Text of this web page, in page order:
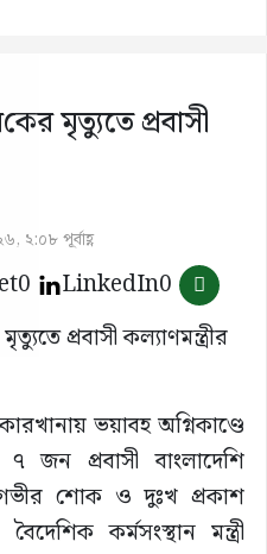
মৃত্যুতে প্রবাসী
২:০৮ পূর্বাহ্ণ
0 LinkedIn0
ভয়াবহ অগ্নিকাণ্ডে
জন প্রবাসী বাংলাদেশি
গভীর শোক ও দুঃখ প্রকাশ
কর্মসংস্থান মন্ত্রী